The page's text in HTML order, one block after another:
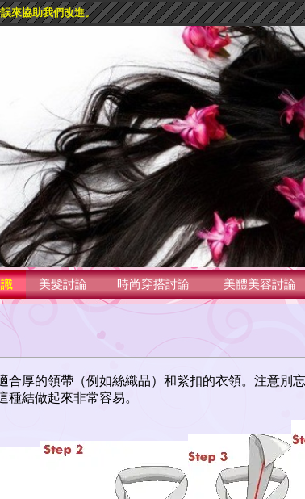
來協助我們改進。
美髮討論 時尚穿搭討論 美體美容討論
合厚的領帶（例如絲織品）和緊扣的衣領。注意別
種結做起來非常容易。